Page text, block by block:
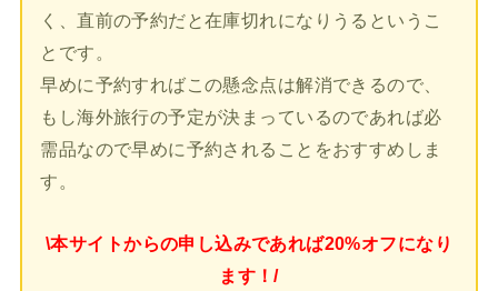
く、直前の予約だと在庫切れになりうるというこ
とです。
早めに予約すればこの懸念点は解消できるので、
もし海外旅行の予定が決まっているのであれば必
需品なので早めに予約されることをおすすめしま
す。
\本サイトからの申し込みであれば20%オフになり
ます！/